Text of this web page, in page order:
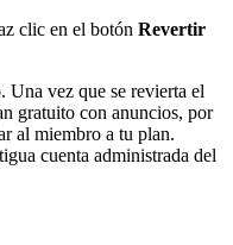
clic en el botón Revertir
Una vez que se revierta el
gratuito con anuncios, por
al miembro a tu plan.
cuenta administrada del